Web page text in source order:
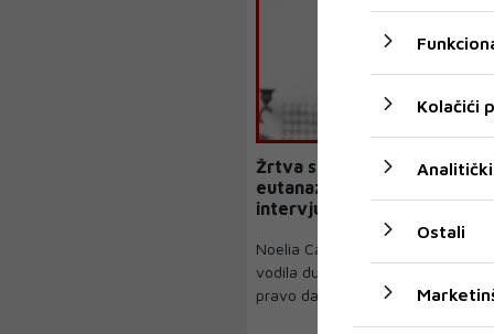
Žrtva silovanja iz Španije je
eutanazirana jučer: U
intervjuu ispričala da "želi
miru i zaustaviti bol"
Noelia Castillo (25) iz Barcelone, a
vodila dugu pravnu bitku sa
pravo da ...
Kolačići
Analitički
Ostali